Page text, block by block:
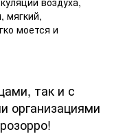
мягкий,
моется и
так и с
организациями